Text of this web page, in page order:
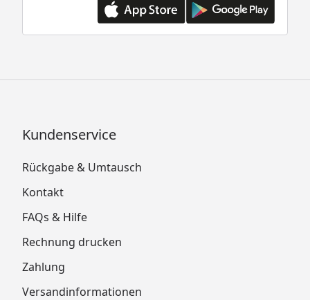
Kundenservice
Rückgabe & Umtausch
Kontakt
FAQs & Hilfe
Rechnung drucken
Zahlung
Versandinformationen